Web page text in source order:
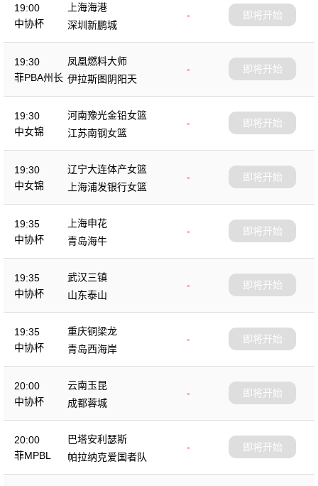
19:00
中协杯
上海海港
-
深圳新鹏城
即将开始
19:30
菲PBA州长
凤凰燃料大师
-
伊拉斯图阴阳天
即将开始
19:30
中女锦
河南豫光金铅女篮
-
江苏南钢女篮
即将开始
19:30
中女锦
辽宁大连体产女篮
-
上海浦发银行女篮
即将开始
19:35
中协杯
上海申花
-
青岛海牛
即将开始
19:35
中协杯
武汉三镇
-
山东泰山
即将开始
19:35
中协杯
重庆铜梁龙
-
青岛西海岸
即将开始
20:00
中协杯
云南玉昆
-
成都蓉城
即将开始
20:00
菲MPBL
巴塔安利瑟斯
-
帕拉纳克爱国者队
即将开始